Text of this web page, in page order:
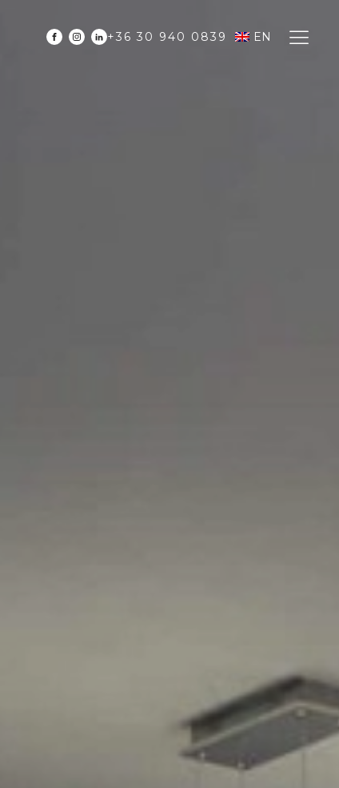
+36 30 940 0839 EN